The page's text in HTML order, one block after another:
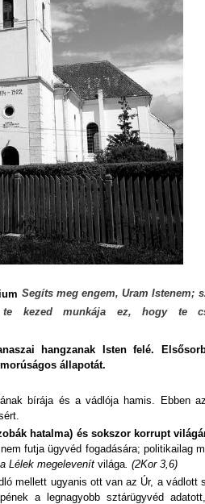
Segíts meg engem, Uram Istenem;
kezed munkája ez, hogy te
hangzanak Isten felé.
állapotát.
bírája és a vádlója hamis. Ebben
hatalma) és sokszor korrupt
futja ügyvéd fogadására; politikailag
Lélek megelevenítvilága. (2Kor 3,6)
mellett ugyanis ott van az Úr, a vádlott
a legnagyobb sztárügyvéd